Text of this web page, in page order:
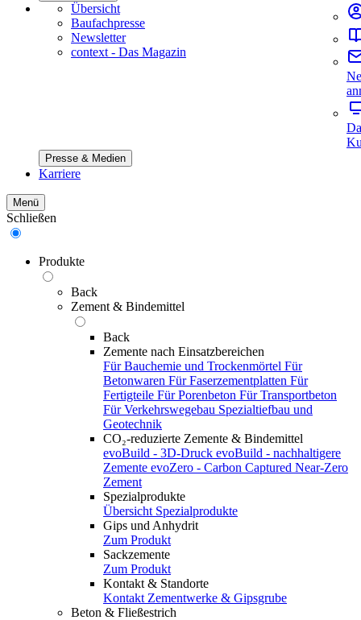
Übersicht
Baufachpresse
Newsletter
context - Das Magazin
Presse & Medien
Karriere
Menü
Schließen
Produkte
Back
Zement & Bindemittel
Back
Zemente nach Einsatzbereichen
Für Bauchemie und Trockenmörtel Für
Betonwaren Für Faserzementplatten Für
Fertigteile Für Porenbeton Für Transportbeton
Für Verkehrswegebau Spezialtiefbau und
Geotechnik
CO₂-reduzierte Zemente & Bindemittel
evoBuild - 3D-Druck evoBuild - nachhaltigere
Zemente evoZero - Carbon Captured Near-Zero
Zement
Spezialprodukte
Übersicht Spezialprodukte
Gips und Anhydrit
Zum Produkt
Sackzemente
Zum Produkt
Kontakt & Standorte
Kontakt Zementwerke & Gipsgrube
Beton & Fließestrich